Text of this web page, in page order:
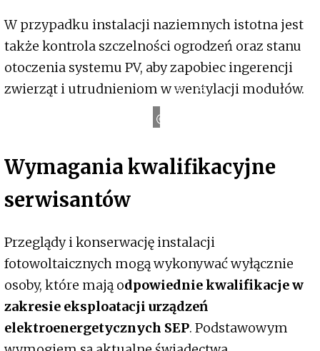
W przypadku instalacji naziemnych istotna jest
także kontrola szczelności ogrodzeń oraz stanu
otoczenia systemu PV, aby zapobiec ingerencji
zwierząt i utrudnieniom w wentylacji modułów.
D
e
s
i
g
n
e
d
b
F
e
e
p
i k
Wymagania kwalifikacyjne
serwisantów
Przeglądy i konserwację instalacji
fotowoltaicznych mogą wykonywać wyłącznie
osoby, które mają odpowiednie kwalifikacje w
zakresie eksploatacji urządzeń
elektroenergetycznych SEP. Podstawowym